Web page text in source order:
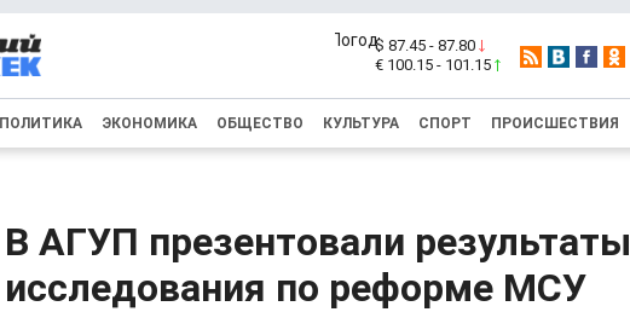
$ 87.45 - 87.80
€ 100.15 - 101.15
ПОЛИТИКА ЭКОНОМИКА ОБЩЕСТВО КУЛЬТУРА СПОРТ ПРОИСШЕСТВИЯ
В АГУП презентовали результаты
исследования по реформе МСУ